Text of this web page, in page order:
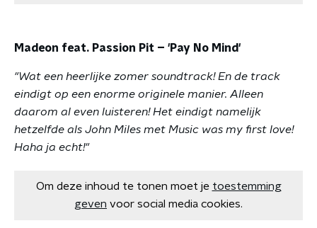
Madeon feat. Passion Pit – 'Pay No Mind'
"Wat een heerlijke zomer soundtrack! En de track
eindigt op een enorme originele manier. Alleen
daarom al even luisteren! Het eindigt namelijk
hetzelfde als John Miles met Music was my first love!
Haha ja echt!"
Om deze inhoud te tonen moet je toestemming
geven voor social media cookies.